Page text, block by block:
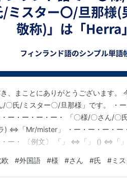
、まことにありがとうございます。
/〇氏/ミスター〇/旦那様」です。 ・
ー・ー・ー・ー・ 「〇様/〇さん/〇
⇔「Mr/mister」 ・ー・ー・ー・ー
・ー・ 〔例文〕 「」 ⇔「」 () ⇔「」
ー・ー・ー・ー・ー・ まだまだフィ
事や…
#外国語 #様 #さん #氏 #ミ